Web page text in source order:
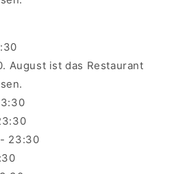
August ist das Restaurant
23:30